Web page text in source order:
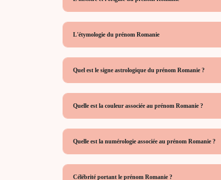
L'étymologie du prénom Romanie
Quel est le signe astrologique du prénom Romanie ?
Quelle est la couleur associée au prénom Romanie ?
Quelle est la numérologie associée au prénom Romanie ?
Célébrité portant le prénom Romanie ?